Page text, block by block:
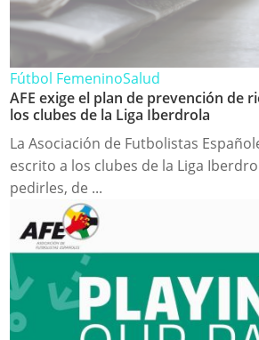
Fútbol FemeninoSalud
AFE exige el plan de prevención de
los clubes de la Liga Iberdrola
La Asociación de Futbolistas
escrito a los clubes de la Liga
pedirles, de ...